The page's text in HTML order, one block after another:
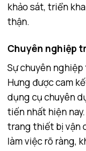
khảo sát, triển
thận.
Chuyên nghiệp
Sự chuyên
Hưng được cam
dụng cụ chuyên
tiến nhất hiện
trang thiết bị vận
làm việc rõ ràng,